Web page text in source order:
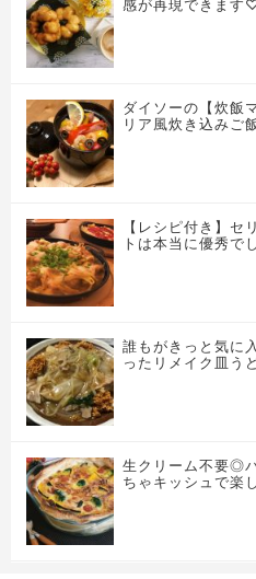
感が再現できます
ダイソーの【炊飯
リア風炊き込みご
【レシピ付き】セ
トは本当に優秀で
誰もがきっと気に
ったリメイク皿う
生クリーム不要◎
ちゃキッシュで楽